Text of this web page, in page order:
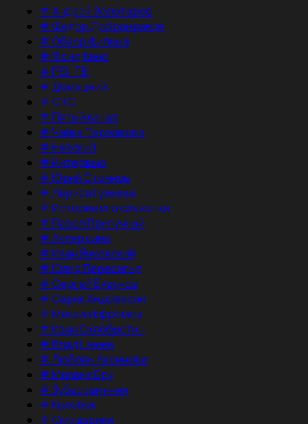
#Андрей Золотарев
#Федор Добронравов
#Обзор фильма
#Фонд Кино
#РЕН ТВ
#Домашний
#СТС
#Пятый канал
#Чайка Терешкова
#Невский
#Интервью
#Юрий Стоянов
#Лариса Гузеева
#История его служанки
#Павел Прилучный
#Актер кино
#Иван Янковский
#Юлия Пересильд
#Сергей Бурунов
#Сарик Андреасян
#Михаил Ефремов
#Иван Охлобыстин
#Влад Ценев
#Любовь Аксенова
#Милана Бру
#Зубастая няня
#Колобок
#Смешарики